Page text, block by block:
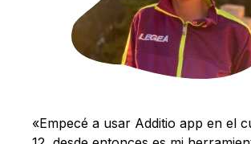
«Empecé a usar Additio app en el